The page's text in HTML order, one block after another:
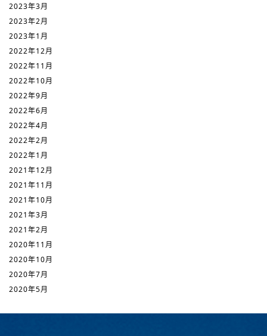
2023年3月
2023年2月
2023年1月
2022年12月
2022年11月
2022年10月
2022年9月
2022年6月
2022年4月
2022年2月
2022年1月
2021年12月
2021年11月
2021年10月
2021年3月
2021年2月
2020年11月
2020年10月
2020年7月
2020年5月